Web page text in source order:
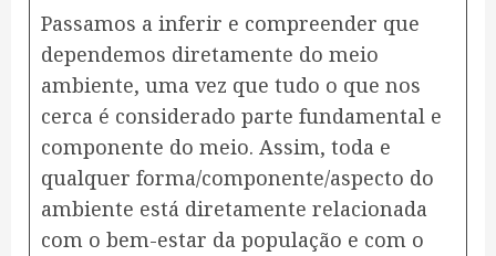
Passamos a inferir e compreender que
dependemos diretamente do meio
ambiente, uma vez que tudo o que nos
cerca é considerado parte fundamental e
componente do meio. Assim, toda e
qualquer forma/componente/aspecto do
ambiente está diretamente relacionada
com o bem-estar da população e com o